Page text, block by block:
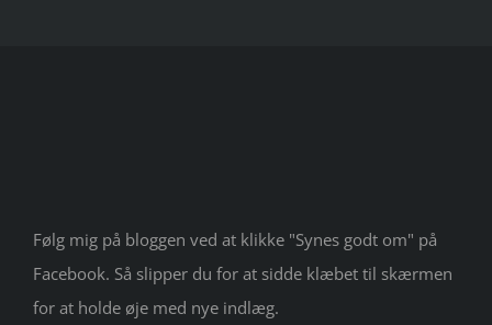
Følg mig på bloggen ved at klikke "Synes godt om" på
Facebook. Så slipper du for at sidde klæbet til skærmen
for at holde øje med nye indlæg.